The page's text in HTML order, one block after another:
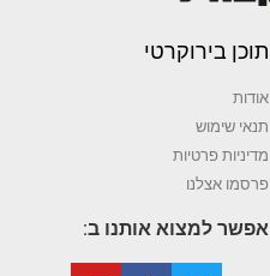
תוכן בירוקרטי
אודות
תנאי שימוש
מדיניות פרטיות
פרסמו אצלנו
אפשר למצוא אותנו ב: